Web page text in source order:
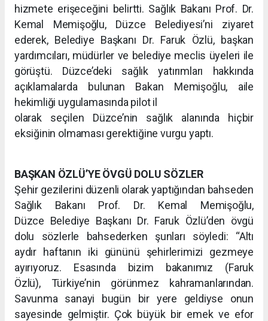
hizmete erişeceğini belirtti. Sağlık Bakanı Prof. Dr.
Kemal Memişoğlu, Düzce Belediyesi’ni ziyaret
ederek, Belediye Başkanı Dr. Faruk Özlü, başkan
yardımcıları, müdürler ve belediye meclis üyeleri ile
görüştü. Düzce’deki sağlık yatırımları hakkında
açıklamalarda bulunan Bakan Memişoğlu, aile
hekimliği uygulamasında pilot il
olarak seçilen Düzce’nin sağlık alanında hiçbir
eksiğinin olmaması gerektiğine vurgu yaptı.
BAŞKAN ÖZLÜ’YE ÖVGÜ DOLU SÖZLER
Şehir gezilerini düzenli olarak yaptığından bahseden
Sağlık Bakanı Prof. Dr. Kemal Memişoğlu,
Düzce Belediye Başkanı Dr. Faruk Özlü’den övgü
dolu sözlerle bahsederken şunları söyledi: “Altı
aydır haftanın iki gününü şehirlerimizi gezmeye
ayırıyoruz. Esasında bizim bakanımız (Faruk
Özlü), Türkiye’nin görünmez kahramanlarından.
Savunma sanayi bugün bir yere geldiyse onun
sayesinde gelmiştir. Çok büyük bir emek ve efor